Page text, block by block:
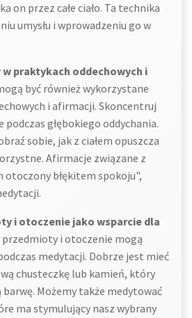
on przez całe ciało. Ta technika
umysłu i wprowadzeniu go w
praktykach oddechowych i
być również wykorzystane
i afirmacji. Skoncentruj
głębokiego oddychania.
sobie, jak z ciałem opuszcza
Afirmacje związane z
otoczony błękitem spokoju",
i otoczenie jako wsparcie dla
i otoczenie mogą
medytacji. Dobrze jest mieć
chusteczkę lub kamień, który
Możemy także medytować
ma stymulujący nasz wybrany